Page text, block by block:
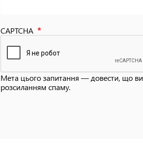
CAPTCHA
Мета цього запитання — довести, що ви
розсиланням спаму.